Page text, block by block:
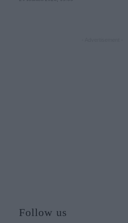
Follow us